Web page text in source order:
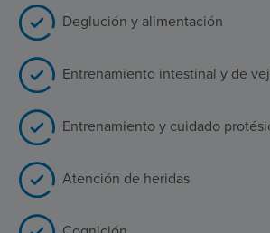
Deglución y alimentación
Entrenamiento intestinal y de
Entrenamiento y cuidado
Atención de heridas